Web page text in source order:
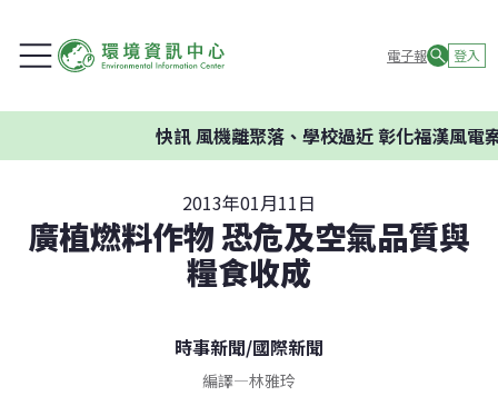
電子報 登入
快訊風機離聚落、學校過近 彰化福漢風電案
2013年01月11日
廣植燃料作物 恐危及空氣品質與
糧食收成
時事新聞/國際新聞
編譯—林雅玲